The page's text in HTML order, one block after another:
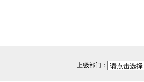
上级部门：